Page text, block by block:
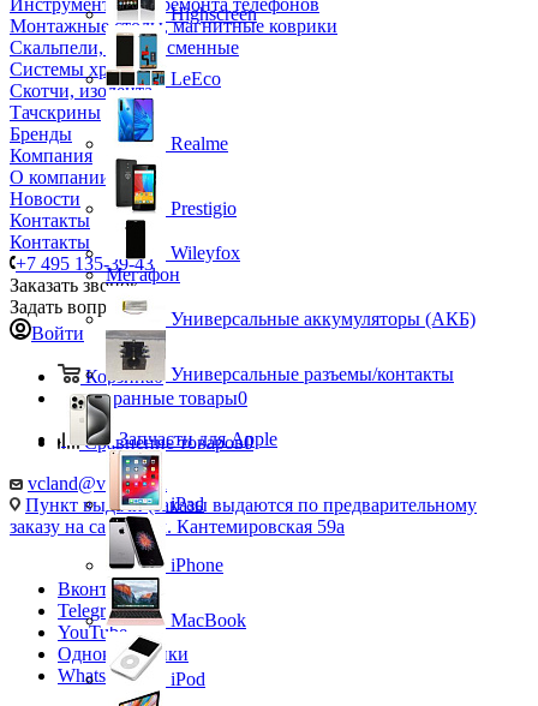
Инструменты для ремонта телефонов
Монтажные столы, магнитные коврики
Скальпели, лезвия сменные
Системы хранения
Скотчи, изолента
Тачскрины
Бренды
Компания
О компании
Новости
Контакты
Контакты
+7 495 135-39-43
Заказать звонок
Задать вопрос
Войти
Корзина0
Избранные товары0
Сравнение товаров0
vcland@vcland.ru
Пункт выдачи (заказы выдаются по предварительному
заказу на сайте), ул. Кантемировская 59а
Вконтакте
Telegram
YouTube
Одноклассники
WhatsApp
Highscreen
LeEco
Realme
Prestigio
Wileyfox
Мегафон
Универсальные аккумуляторы (АКБ)
Универсальные разъемы/контакты
Запчасти для Apple
iPad
iPhone
MacBook
iPod